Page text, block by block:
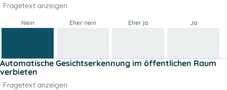
Fragetext anzeigen
Nein Eher nein Eher ja Ja
Automatische Gesichtserkennung im öffentlichen Raum
verbieten
Fragetext anzeigen